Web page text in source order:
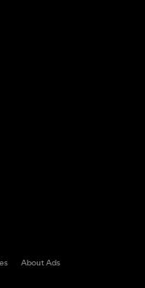
new tab)
Tab)
About Ads